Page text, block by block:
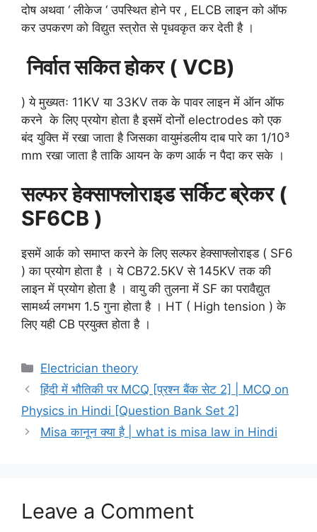
दोष अथवा ‘ लीकेज ‘ उपस्थित होने पर , ELCB लाइन को ऑफ
कर उपकरण को विद्युत स्त्रोत से पृधवकृत कर देती है ।
निर्वात सकित होकर( VCB)
) ये मुख्यतः 11KV या 33KV तक के पावर लाइन में ऑन ऑफ
करने के लिए प्रयोग होता है इसमें दोनों electrodes को एक
बंद युक्ति में रखा जाता है जिसका वायुमंडलीय दाब पारे का 1/10³
mm रखा जाता है ताकि आयन के कण आर्क न पैदा कर सके ।
सल्फर हेक्साफ्लोराइड सर्किट ब्रेकर (
SF6CB )
इसमें आर्क को समाप्त करने के लिए सल्फर हेक्साफ्लोराइड ( SF6
) का प्रयोग होता है । ये CB72.5KV से 145KV तक की
लाइन में प्रयोग होता है । वायु की तुलना में SF का परावैद्युत
सामर्थ्य लगभग 1.5 गुना होता है । HT ( High tension ) के
लिए यही CB प्रयुक्त होता है ।
Categories
Electrician theory
हिंदी में भौतिकी पर MCQ [प्रश्न बैंक सेट 2] | MCQ on
Physics in Hindi [Question Bank Set 2]
Misa कानून क्या है | what is misa law in Hindi
Leave a Comment